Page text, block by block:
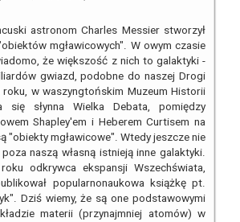
astronom Charles Messier stworzył
mgławicowych". W owym czasie
że większość z nich to galaktyki -
gwiazd, podobne do naszej Drogi
w waszyngtońskim Muzeum Historii
się słynna Wielka Debata, pomiędzy
Shapley'em i Heberem Curtisem na
"obiekty mgławicowe". Wtedy jeszcze nie
naszą własną istnieją inne galaktyki.
odkrywca ekspansji Wszechświata,
popularnonaukowa książkę pt.
Dziś wiemy, że są one podstawowymi
materii (przynajmniej atomów) w